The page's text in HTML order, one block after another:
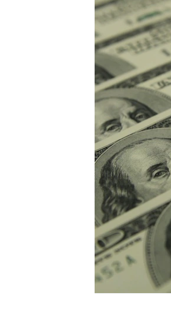
КРЫМ.НЕПОКОРЕННЫЙ
УКРАИНСКАЯ ПРОБЛЕМА КРЫМА